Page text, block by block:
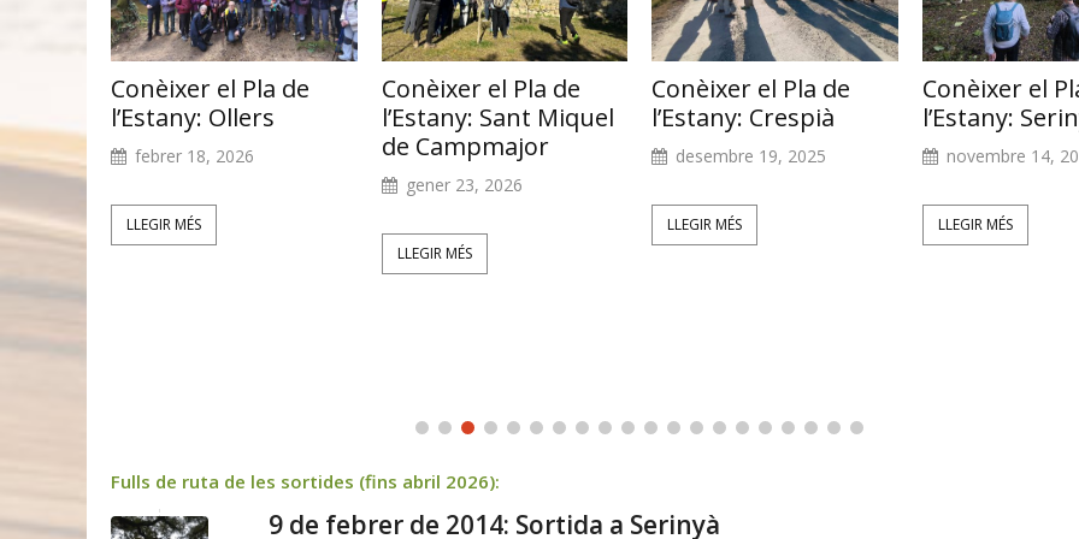
de
Conèixer el Pla de
l’Estany: Ollers
febrer 18, 2026
LLEGIR MÉS
Conèixer el Pla de
l’Estany: Sant Miquel
de Campmajor
gener 23, 2026
LLEGIR MÉS
Conèixer el Pla de
l’Estany: Crespià
desembre 19, 2025
LLEGIR MÉS
Conèixer el
l’Estany:
novembre 14,
LLEGIR MÉS
Fulls de ruta de les sortides (fins abril 2026):
9 de febrer de 2014: Sortida a Serinyà